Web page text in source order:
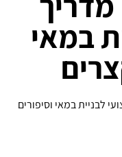
במאי
לבניית במאי וסיפורים